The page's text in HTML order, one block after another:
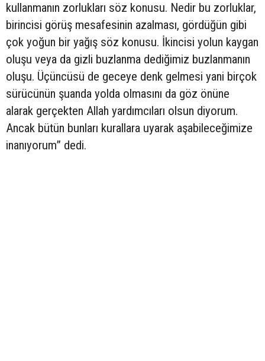
kullanmanın zorlukları söz konusu. Nedir bu zorluklar,
birincisi görüş mesafesinin azalması, gördüğün gibi
çok yoğun bir yağış söz konusu. İkincisi yolun kaygan
oluşu veya da gizli buzlanma dediğimiz buzlanmanın
oluşu. Üçüncüsü de geceye denk gelmesi yani birçok
sürücünün şuanda yolda olmasını da göz önüne
alarak gerçekten Allah yardımcıları olsun diyorum.
Ancak bütün bunları kurallara uyarak aşabileceğimize
inanıyorum” dedi.